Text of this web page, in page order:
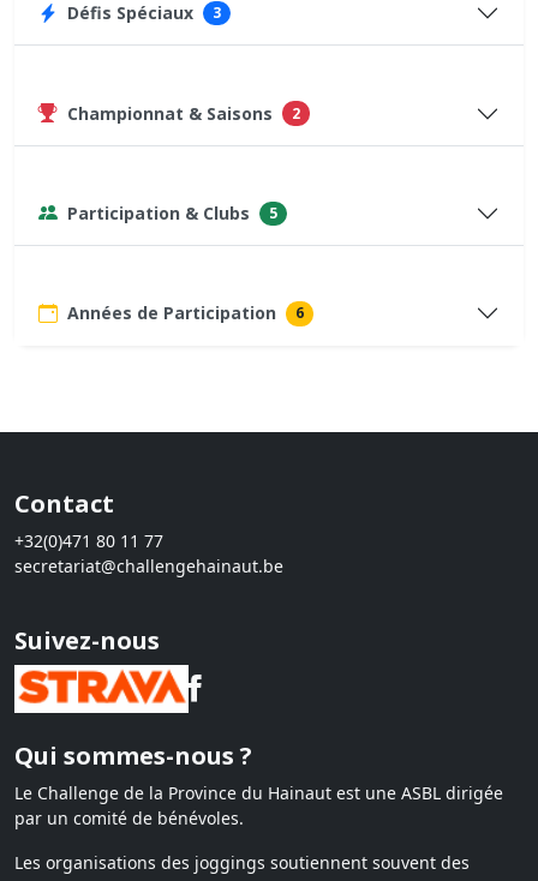
Défis Spéciaux 3
Championnat & Saisons 2
Participation & Clubs 5
Années de Participation 6
Contact
+32(0)471 80 11 77
secretariat@challengehainaut.be
Suivez-nous
Qui sommes-nous ?
Le Challenge de la Province du Hainaut est une ASBL dirigée
par un comité de bénévoles.
Les organisations des joggings soutiennent souvent des